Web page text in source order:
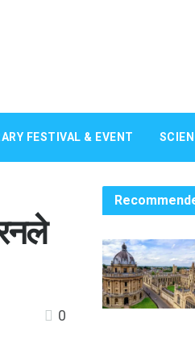
FESTIVAL & EVENT
0